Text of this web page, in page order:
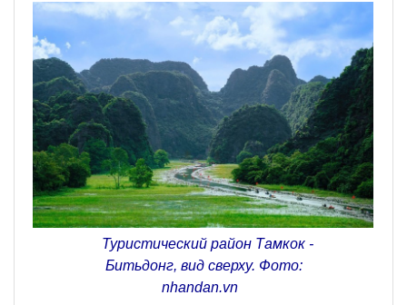
Туристический район Тамкок -
Битьдонг, вид сверху. Фото:
nhandan.vn